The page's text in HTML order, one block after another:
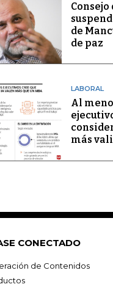
Consejo
de
de paz
LABORAL
Al
más
CONECTADO
de Contenidos